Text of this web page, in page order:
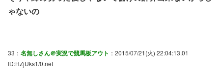
ゃないの
33： 名無しさん＠実況で競馬板アウト ：2015/07/21(火) 22:04:13.01
ID:HZjUks1/0.net